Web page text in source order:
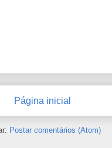
Página inicial
Postar comentários (Atom)